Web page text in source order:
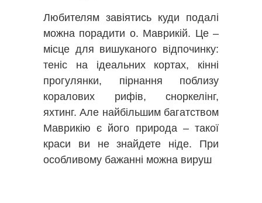
Любителям завіятись куди подалі
можна порадити о. Маврикій. Це –
місце для вишуканого відпочинку:
теніс на ідеальних кортах, кінні
прогулянки, пірнання поблизу
коралових рифів, сноркелінг,
яхтинг. Але найбільшим багатством
Маврикію є його природа – такої
краси ви не знайдете ніде. При
особливому бажанні можна вируш